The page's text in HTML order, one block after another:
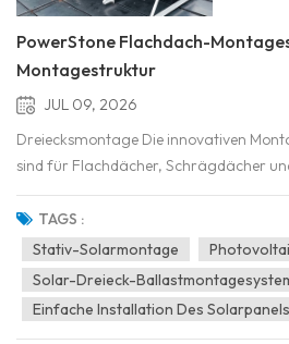
PowerStone Flachdach-
Montagestruktur
JUL 09, 2026
Dreiecksmontage Die innovativen
sind für Flachdächer, Schrägdächer
konzipiert. Sie zeichnen sich durch eine
Trägerkonstruktion aus, die Stabilität,
einfache Installation gewährleistet und
TAGS :
Stativ-Solarmontage
Solar-Dreieck-
Einfache Installation Des Solarpanels